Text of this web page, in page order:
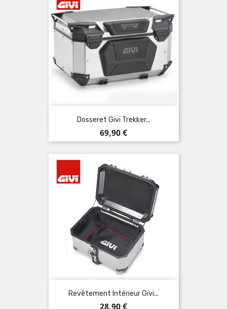
Dosseret Givi Trekker...
Prix
69,90 €
Revêtement Intérieur Givi...
Prix
28,90 €